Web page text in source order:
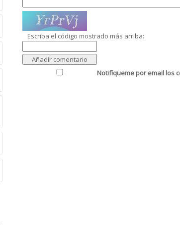
Escriba el código mostrado más arriba:
Notifíqueme por email los